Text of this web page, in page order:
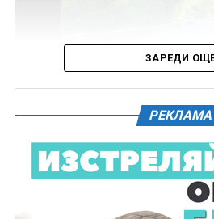
Действията по разследването
ръководството на Окръжна
61-годишен мъж от
загуби живота след като
Тежкият инцидент е станал в
10.00 часа в прохода Шипка.
ЗАРЕДИ
РЕКЛАМА